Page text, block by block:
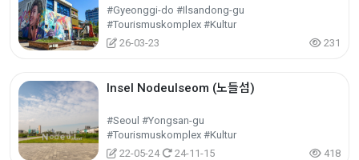
#Gyeonggi-do #Ilsandong-gu
#Tourismuskomplex #Kultur
26-03-23
231
Insel Nodeulseom (노들섬)
#Seoul #Yongsan-gu
#Tourismuskomplex #Kultur
22-05-24
24-11-15 418